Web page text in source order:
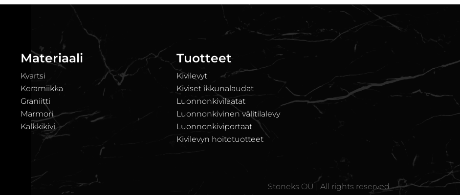
Materiaali
Kvartsi
Keramiikka
Graniitti
Marmori
Kalkkikivi
Tuotteet
Kivilevyt
Kiviset ikkunalaudat
Luonnonkivilaatat
Luonnonkivinen välitilalevy
Luonnonkiviportaat
Kivilevyn hoitotuotteet
Stoneks OÜ | All rights reserved